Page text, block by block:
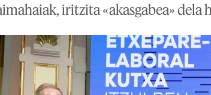
iritzita «akasgabea»